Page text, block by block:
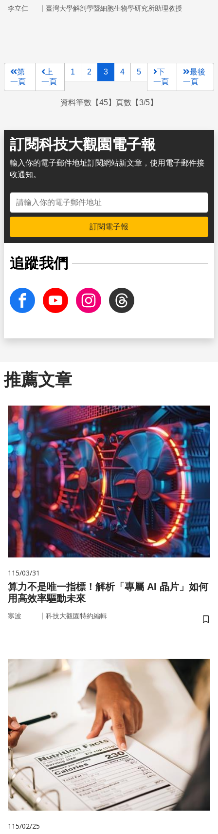
李立仁 ｜ 臺灣大學解剖學暨細胞生物學研究所助理教授
第
一頁
上
一頁
1 2 3 4 5
下
一頁
最後
一頁
資料筆數【45】頁數【3/5】
訂閱科技大觀園電子報
輸入你的電子郵件地址訂閱網站新文章，使用電子郵件接
收通知。
電子郵件地址
訂閱電子報
追蹤我們
facebook Youtube InstagramThreads
推薦文章
115/03/31
算力不是唯一指標！解析「專屬 AI 晶片」如何
用高效率驅動未來
寒波 ｜ 科技大觀園特約編輯
儲
115/02/25